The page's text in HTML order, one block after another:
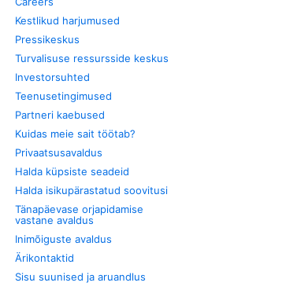
Kestlikud harjumused
Pressikeskus
Turvalisuse ressursside keskus
Investorsuhted
Teenusetingimused
Partneri kaebused
Kuidas meie sait töötab?
Privaatsusavaldus
Halda küpsiste seadeid
Halda isikupärastatud soovitusi
Tänapäevase orjapidamise
vastane avaldus
Inimõiguste avaldus
Ärikontaktid
Sisu suunised ja aruandlus